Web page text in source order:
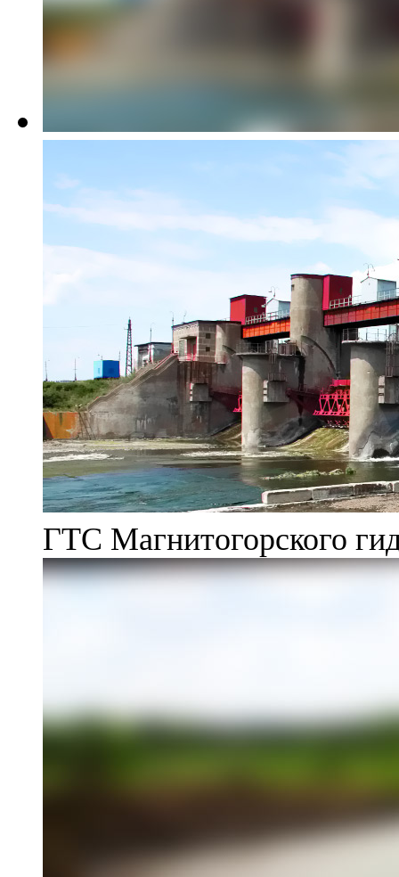
ГТС Магнитогорского